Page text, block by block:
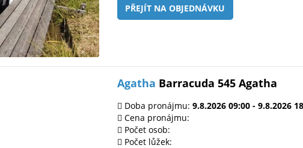
PŘEJÍT NA OBJEDNÁVKU
Agatha Barracuda 545 Agatha
Doba pronájmu: 9.8.2026 09:00 - 9.8.2026
Cena pronájmu:
Počet osob:
Počet lůžek: